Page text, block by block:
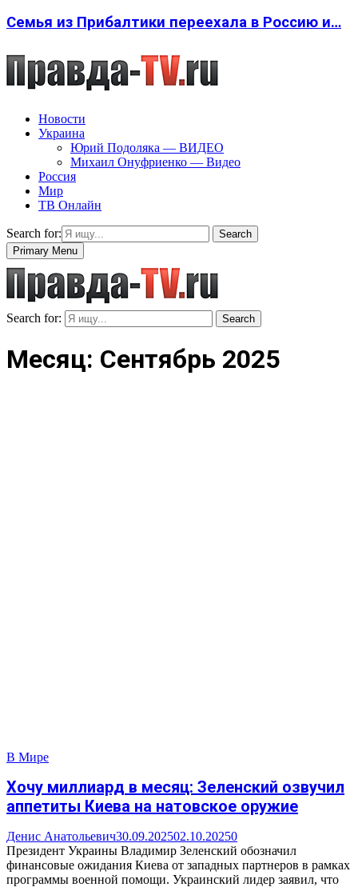
Семья из Прибалтики переехала в Россию и…
Новости
Украина
Юрий Подоляка — ВИДЕО
Михаил Онуфриенко — Видео
Россия
Мир
ТВ Онлайн
Search for:
Search
Primary Menu
Search for: Search
Месяц: Сентябрь 2025
В Мире
Хочу миллиард в месяц: Зеленский озвучил
аппетиты Киева на натовское оружие
Денис Анатольевич30.09.202502.10.20250
Президент Украины Владимир Зеленский обозначил
финансовые ожидания Киева от западных партнеров в рамках
программы военной помощи. Украинский лидер заявил, что